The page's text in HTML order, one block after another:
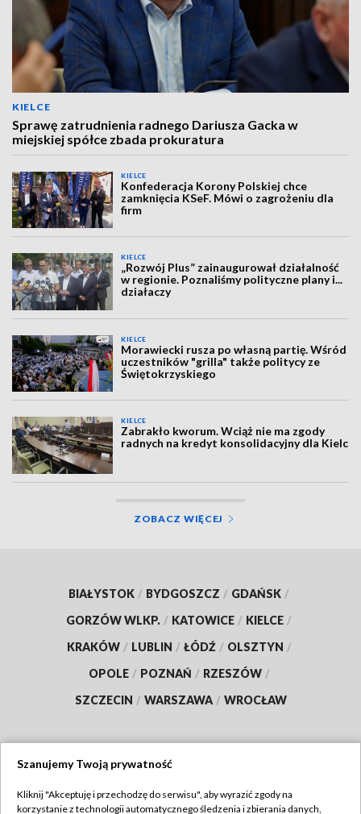
KIELCE
Sprawę zatrudnienia radnego Dariusza Gacka w
miejskiej spółce zbada prokuratura
KIELCE
Konfederacja Korony Polskiej chce
zamknięcia KSeF. Mówi o zagrożeniu dla
firm
KIELCE
„Rozwój Plus” zainaugurował działalność
w regionie. Poznaliśmy polityczne plany i...
działaczy
KIELCE
Morawiecki rusza po własną partię. Wśród
uczestników "grilla" także politycy ze
Świętokrzyskiego
KIELCE
Zabrakło kworum. Wciąż nie ma zgody
radnych na kredyt konsolidacyjny dla Kielc
ZOBACZ WIĘCEJ
BIAŁYSTOK / BYDGOSZCZ / GDAŃSK /
GORZÓW WLKP. / KATOWICE / KIELCE /
KRAKÓW / LUBLIN / ŁÓDŹ / OLSZTYN /
OPOLE / POZNAŃ / RZESZÓW /
SZCZECIN / WARSZAWA / WROCŁAW
Szanujemy Twoją prywatność
Kliknij "Akceptuję i przechodzę do serwisu", aby wyrazić zgody na
korzystanie z technologii automatycznego śledzenia i zbierania danych,